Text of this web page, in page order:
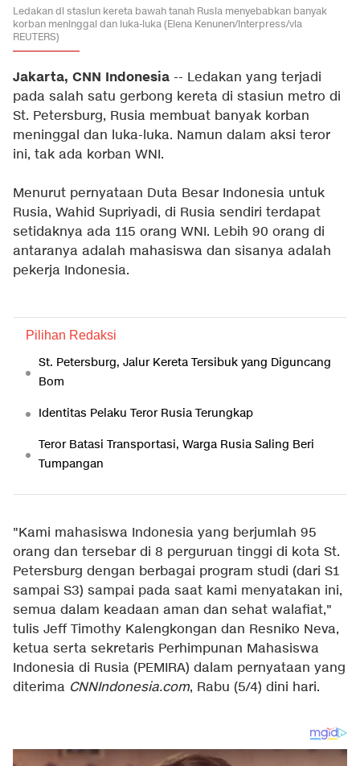
Ledakan di stasiun kereta bawah tanah Rusia menyebabkan banyak
korban meninggal dan luka-luka (Elena Kenunen/Interpress/via
REUTERS)
Jakarta, CNN Indonesia -- Ledakan yang terjadi
pada salah satu gerbong kereta di stasiun metro di
St. Petersburg, Rusia membuat banyak korban
meninggal dan luka-luka. Namun dalam aksi teror
ini, tak ada korban WNI.
Menurut pernyataan Duta Besar Indonesia untuk
Rusia, Wahid Supriyadi, di Rusia sendiri terdapat
setidaknya ada 115 orang WNI. Lebih 90 orang di
antaranya adalah mahasiswa dan sisanya adalah
pekerja Indonesia.
Pilihan Redaksi
St. Petersburg, Jalur Kereta Tersibuk yang Diguncang
Bom
Identitas Pelaku Teror Rusia Terungkap
Teror Batasi Transportasi, Warga Rusia Saling Beri
Tumpangan
"Kami mahasiswa Indonesia yang berjumlah 95
orang dan tersebar di 8 perguruan tinggi di kota St.
Petersburg dengan berbagai program studi (dari S1
sampai S3) sampai pada saat kami menyatakan ini,
semua dalam keadaan aman dan sehat walafiat,"
tulis Jeff Timothy Kalengkongan dan Resniko Neva,
ketua serta sekretaris Perhimpunan Mahasiswa
Indonesia di Rusia (PEMIRA) dalam pernyataan yang
diterima CNNIndonesia.com, Rabu (5/4) dini hari.